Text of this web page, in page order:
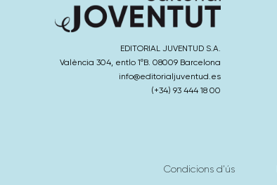
EDITORIAL JUVENTUD S.A.
València 304, entlo 1ºB. 08009 Barcelona
info@editorialjuventud.es
(+34) 93 444 18 00
Condicions d’ús